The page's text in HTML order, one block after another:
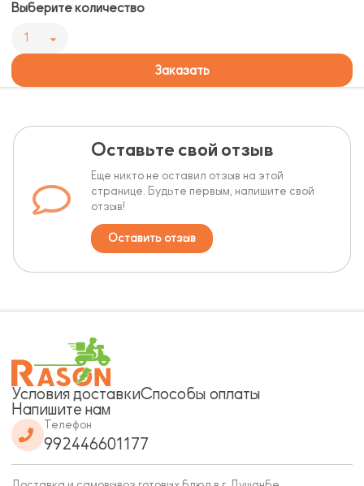
Выберите количество
1
Заказать
Оставьте свой отзыв
Еще никто не оставил отзыв на этой
странице. Будьте первым, напишите свой
отзыв!
Оставить отзыв
Условия доставкиСпособы оплаты
Напишите нам
Телефон
992446601177